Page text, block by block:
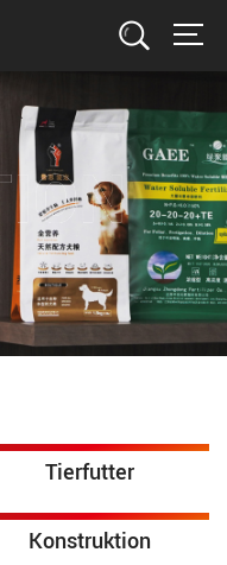
Suchen
Tierfutter
Konstruktion